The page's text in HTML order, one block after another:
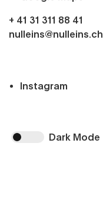
+ 41 31 311 88 41
nulleins@nulleins.ch
Instagram
Dark Mode